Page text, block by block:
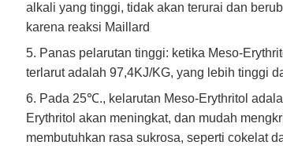
alkali yang tinggi, tidak akan terurai dan
karena reaksi Maillard
5. Panas pelarutan tinggi: ketika Meso-
terlarut adalah 97,4KJ/KG, yang lebih tinggi
6. Pada 25℃., kelarutan Meso-Erythritol
Erythritol akan meningkat, dan mudah
membutuhkan rasa sukrosa, seperti cokelat